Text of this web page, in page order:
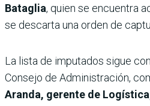
Bataglia, quien se encuentra
se descarta una orden de
La lista de imputados sigue
Consejo de Administración,
Aranda, gerente de